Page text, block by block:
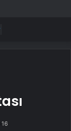
16